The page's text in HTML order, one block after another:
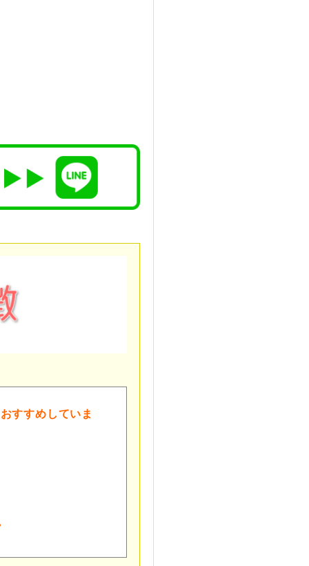
すすめしていま